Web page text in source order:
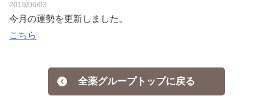
グループについて
サステナビリティ
ヘルスケア
2019/06/03
今月の運勢を更新しました。
こちら
全薬グループトップに戻る